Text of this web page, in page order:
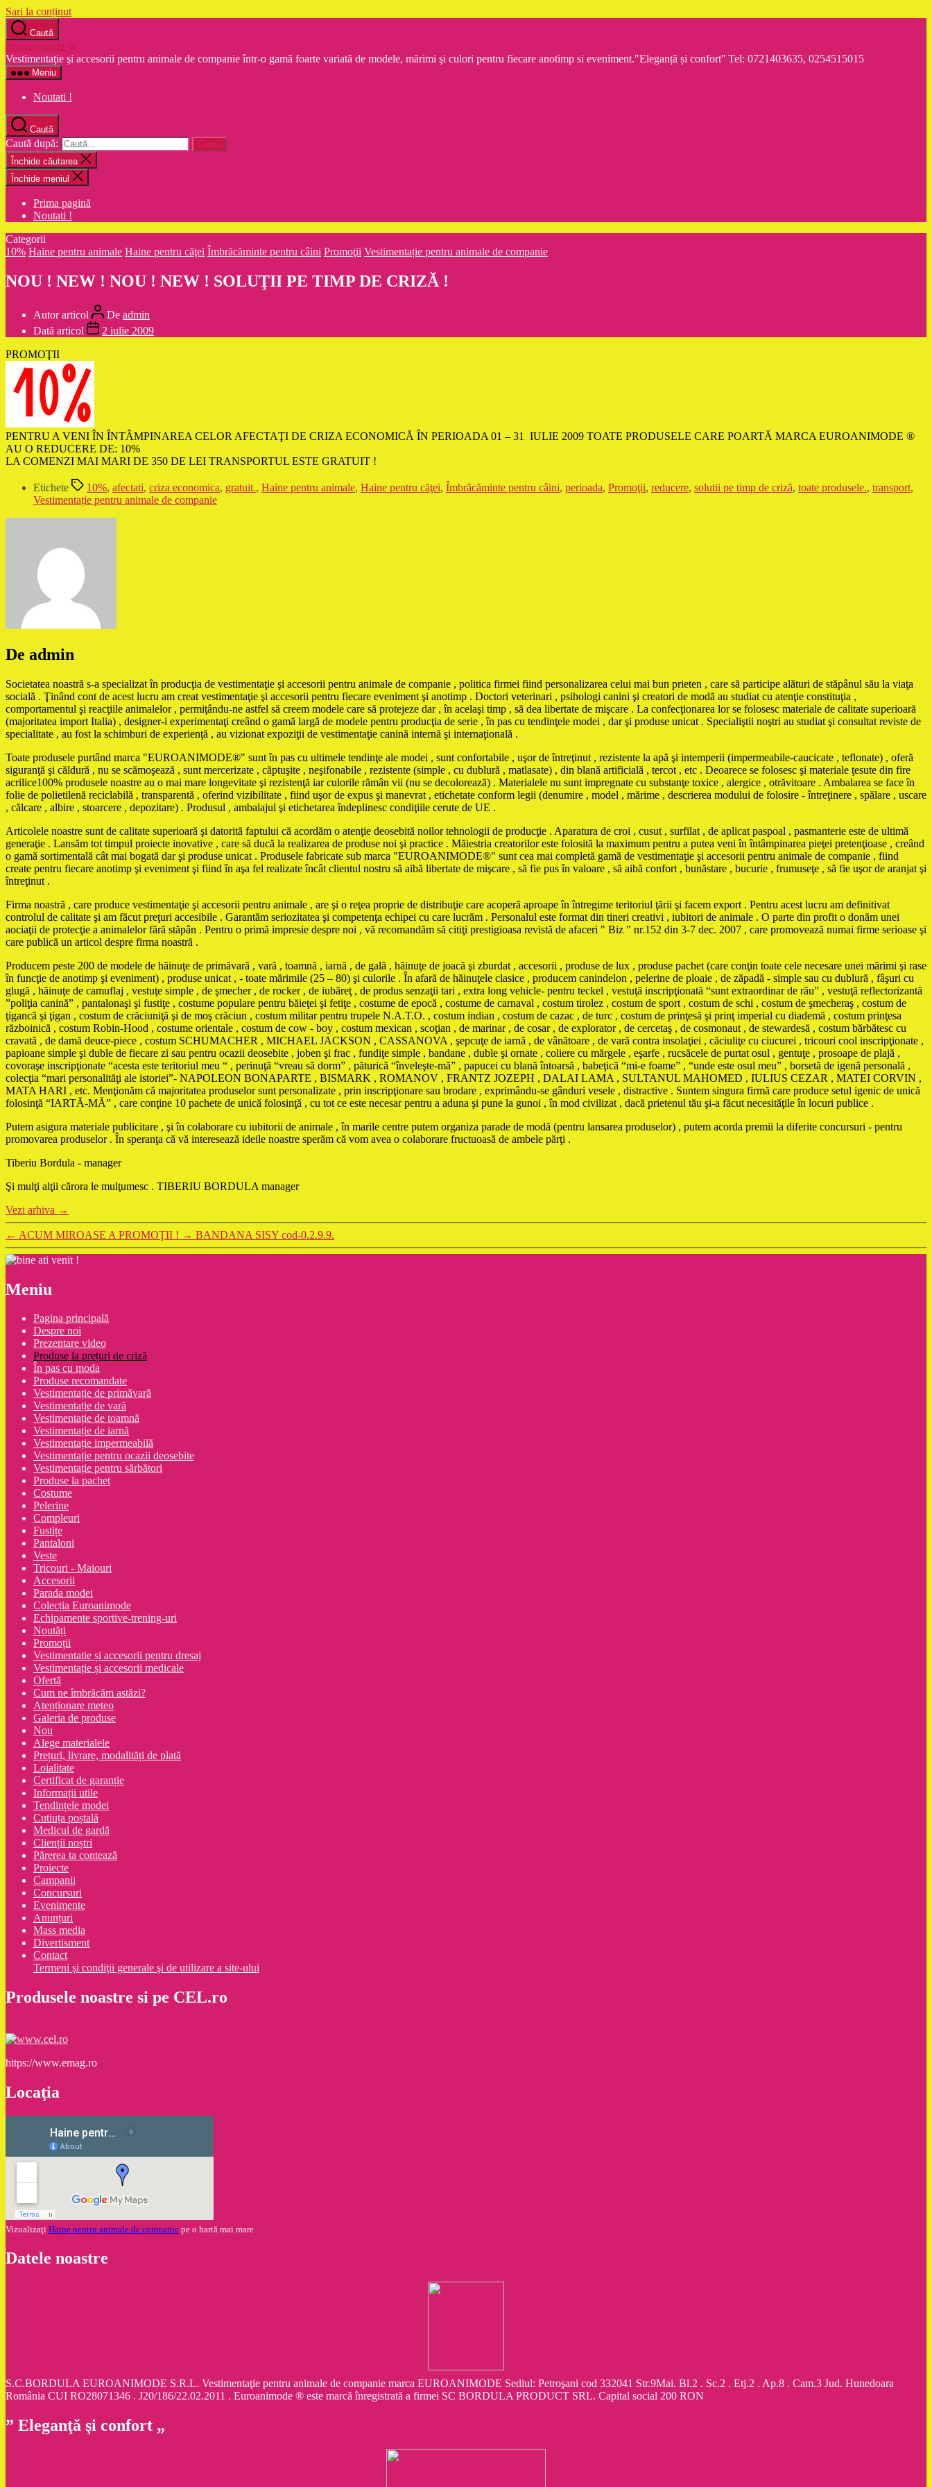
Sari la conținut
Caută
Euroanimode ®
Vestimentaţie şi accesorii pentru animale de companie într-o gamă foarte variată de modele, mărimi şi culori pentru fiecare anotimp si eveniment."Eleganță și confort'' Tel: 0721403635, 0254515015
Meniu
Noutati !
Caută
Caută după:
Închide căutarea
Închide meniul
Prima pagină
Noutati !
Categorii
10% Haine pentru animale Haine pentru căţei Îmbrăcăminte pentru câini Promoţii Vestimentație pentru animale de companie
NOU ! NEW ! NOU ! NEW ! SOLUŢII PE TIMP DE CRIZĂ !
Autor articol De admin
Dată articol
2 iulie 2009
PROMOŢII
PENTRU A VENI ÎN ÎNTÂMPINAREA CELOR AFECTAŢI DE CRIZA ECONOMICĂ ÎN PERIOADA 01 – 31 IULIE 2009 TOATE PRODUSELE CARE POARTĂ MARCA EUROANIMODE ®
AU O REDUCERE DE: 10%
LA COMENZI MAI MARI DE 350 DE LEI TRANSPORTUL ESTE GRATUIT !
Etichete 10%, afectati, criza economica, gratuit., Haine pentru animale, Haine pentru căţei, Îmbrăcăminte pentru câini, perioada, Promoţii, reducere, solutii pe timp de criză, toate produsele., transport,
Vestimentație pentru animale de companie
De admin
Societatea noastră s-a specializat în producţia de vestimentaţie şi accesorii pentru animale de companie , politica firmei fiind personalizarea celui mai bun prieten , care să participe alături de stăpânul său la viaţa
socială . Ţinând cont de acest lucru am creat vestimentaţie şi accesorii pentru fiecare eveniment şi anotimp . Doctori veterinari , psihologi canini şi creatori de modă au studiat cu atenţie constituţia ,
comportamentul şi reacţiile animalelor , permiţându-ne astfel să creem modele care să protejeze dar , în acelaşi timp , să dea libertate de mişcare . La confecţionarea lor se folosesc materiale de calitate superioară
(majoritatea import Italia) , designer-i experimentaţi creând o gamă largă de modele pentru producţia de serie , în pas cu tendinţele modei , dar şi produse unicat . Specialiştii noştri au studiat şi consultat reviste de
specialitate , au fost la schimburi de experienţă , au vizionat expoziţii de vestimentaţie canină internă şi internaţională .
Toate produsele purtând marca "EUROANIMODE®" sunt în pas cu ultimele tendinţe ale modei , sunt confortabile , uşor de întreţinut , rezistente la apă şi intemperii (impermeabile-caucicate , teflonate) , oferă
siguranţă şi căldură , nu se scămoşează , sunt mercerizate , căptuşite , neşifonabile , rezistente (simple , cu dublură , matlasate) , din blană artificială , tercot , etc . Deoarece se folosesc şi materiale ţesute din fire
acrilice100% produsele noastre au o mai mare longevitate şi rezistenţă iar culorile rămân vii (nu se decolorează) . Materialele nu sunt impregnate cu substanţe toxice , alergice , otrăvitoare . Ambalarea se face în
folie de polietilenă reciclabilă , transparentă , oferind vizibilitate , fiind uşor de expus şi manevrat , etichetate conform legii (denumire , model , mărime , descrierea modului de folosire - întreţinere , spălare , uscare
, călcare , albire , stoarcere , depozitare) . Produsul , ambalajul şi etichetarea îndeplinesc condiţiile cerute de UE .
Articolele noastre sunt de calitate superioară şi datorită faptului că acordăm o atenţie deosebită noilor tehnologii de producţie . Aparatura de croi , cusut , surfilat , de aplicat paspoal , pasmanterie este de ultimă
generaţie . Lansăm tot timpul proiecte inovative , care să ducă la realizarea de produse noi şi practice . Măiestria creatorilor este folosită la maximum pentru a putea veni în întâmpinarea pieţei pretenţioase , creând
o gamă sortimentală cât mai bogată dar şi produse unicat . Produsele fabricate sub marca "EUROANIMODE®" sunt cea mai completă gamă de vestimentaţie şi accesorii pentru animale de companie , fiind
create pentru fiecare anotimp şi eveniment şi fiind în aşa fel realizate încât clientul nostru să aibă libertate de mişcare , să fie pus în valoare , să aibă confort , bunăstare , bucurie , frumuseţe , să fie uşor de aranjat şi
întreţinut .
Firma noastră , care produce vestimentaţie şi accesorii pentru animale , are şi o reţea proprie de distribuţie care acoperă aproape în întregime teritoriul ţării şi facem export . Pentru acest lucru am definitivat
controlul de calitate şi am făcut preţuri accesibile . Garantăm seriozitatea şi competenţa echipei cu care lucrăm . Personalul este format din tineri creativi , iubitori de animale . O parte din profit o donăm unei
aociaţii de protecţie a animalelor fără stăpân . Pentru o primă impresie despre noi , vă recomandăm să citiţi prestigioasa revistă de afaceri " Biz " nr.152 din 3-7 dec. 2007 , care promovează numai firme serioase şi
care publică un articol despre firma noastră .
Producem peste 200 de modele de hăinuţe de primăvară , vară , toamnă , iarnă , de gală , hăinuţe de joacă şi zburdat , accesorii , produse de lux , produse pachet (care conţin toate cele necesare unei mărimi şi rase
în funcţie de anotimp şi eveniment) , produse unicat , - toate mărimile (25 – 80) şi culorile . În afară de hăinuţele clasice , producem canindelon , pelerine de ploaie , de zăpadă - simple sau cu dublură , fâşuri cu
glugă , hăinuţe de camuflaj , vestuţe simple , de şmecher , de rocker , de iubăreţ , de produs senzaţii tari , extra long vehicle- pentru teckel , vestuţă inscripţionată “sunt extraordinar de rău” , vestuţă reflectorizantă
”poliţia canină” , pantalonaşi şi fustiţe , costume populare pentru băieţei şi fetiţe , costume de epocă , costume de carnaval , costum tirolez , costum de sport , costum de schi , costum de şmecheraş , costum de
ţigancă şi ţigan , costum de crăciuniţă şi de moş crăciun , costum militar pentru trupele N.A.T.O. , costum indian , costum de cazac , de turc , costum de prinţesă şi prinţ imperial cu diademă , costum prinţesa
războinică , costum Robin-Hood , costume orientale , costum de cow - boy , costum mexican , scoţian , de marinar , de cosar , de explorator , de cercetaş , de cosmonaut , de stewardesă , costum bărbătesc cu
cravată , de damă deuce-piece , costum SCHUMACHER , MICHAEL JACKSON , CASSANOVA , şepcuţe de iarnă , de vânătoare , de vară contra insolaţiei , căciuliţe cu ciucurei , tricouri cool inscripţionate ,
papioane simple şi duble de fiecare zi sau pentru ocazii deosebite , joben şi frac , fundiţe simple , bandane , duble şi ornate , coliere cu mărgele , eşarfe , rucsăcele de purtat osul , gentuţe , prosoape de plajă ,
covoraşe inscripţionate “acesta este teritoriul meu “ , perinuţă “vreau să dorm” , păturică “înveleşte-mă” , papucei cu blană întoarsă , babeţică “mi-e foame” , “unde este osul meu” , borsetă de igenă personală ,
colecţia “mari personalităţi ale istoriei”- NAPOLEON BONAPARTE , BISMARK , ROMANOV , FRANTZ JOZEPH , DALAI LAMA , SULTANUL MAHOMED , IULIUS CEZAR , MATEI CORVIN ,
MATA HARI , etc. Menţionăm că majoritatea produselor sunt personalizate , prin inscripţionare sau brodare , exprimându-se gânduri vesele , distractive . Suntem singura firmă care produce setul igenic de unică
folosinţă “IARTĂ-MĂ” , care conţine 10 pachete de unică folosinţă , cu tot ce este necesar pentru a aduna şi pune la gunoi , în mod civilizat , dacă prietenul tău şi-a făcut necesităţile în locuri publice .
Putem asigura materiale publicitare , şi în colaborare cu iubitorii de animale , în marile centre putem organiza parade de modă (pentru lansarea produselor) , putem acorda premii la diferite concursuri - pentru
promovarea produselor . În speranţa că vă interesează ideile noastre sperăm că vom avea o colaborare fructuoasă de ambele părţi .
Tiberiu Bordula - manager
Şi mulţi alţii cărora le mulţumesc . TIBERIU BORDULA manager
Vezi arhiva →
← ACUM MIROASE A PROMOŢII ! → BANDANA SISY cod-0.2.9.9.
Meniu
Pagina principală
Despre noi
Prezentare video
Produse la prețuri de criză
În pas cu moda
Produse recomandate
Vestimentație de primăvară
Vestimentație de vară
Vestimentație de toamnă
Vestimentație de iarnă
Vestimentație impermeabilă
Vestimentație pentru ocazii deosebite
Vestimentație pentru sărbători
Produse la pachet
Costume
Pelerine
Compleuri
Fustițe
Pantaloni
Veste
Tricouri - Maiouri
Accesorii
Parada modei
Colecția Euroanimode
Echipamente sportive-trening-uri
Noutăți
Promoții
Vestimentatie și accesorii pentru dresaj
Vestimentație și accesorii medicale
Ofertă
Cum ne îmbrăcăm astăzi?
Atenționare meteo
Galeria de produse
Nou
Alege materialele
Prețuri, livrare, modalități de plată
Loialitate
Certificat de garanție
Informații utile
Tendințele modei
Cutiuța poștală
Medicul de gardă
Clienții noștri
Părerea ta contează
Proiecte
Campanii
Concursuri
Evenimente
Anunțuri
Mass media
Divertisment
Contact
Termeni şi condiţii generale şi de utilizare a site-ului
Produsele noastre si pe CEL.ro
https://www.emag.ro
Locaţia
Vizualizaţi Haine pentru animale de companie pe o hartă mai mare
Datele noastre
S.C.BORDULA EUROANIMODE S.R.L. Vestimentaţie pentru animale de companie marca EUROANIMODE Sediul: Petroşani cod 332041 Str.9Mai. Bl.2 . Sc.2 . Etj.2 . Ap.8 . Cam.3 Jud. Hunedoara
România CUI RO28071346 . J20/186/22.02.2011 . Euroanimode ® este marcă înregistrată a firmei SC BORDULA PRODUCT SRL. Capital social 200 RON
” Eleganţă şi confort „